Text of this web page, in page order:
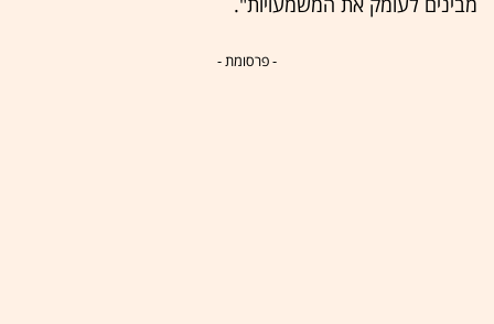
- פרסומת -